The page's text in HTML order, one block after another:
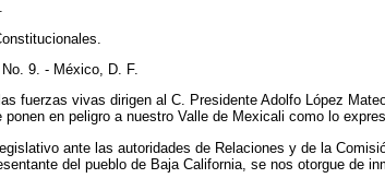
9. - México, D. F.
fuerzas vivas dirigen al C. Presidente Adolfo López
en peligro a nuestro Valle de Mexicali como lo
ante las autoridades de Relaciones y de la
del pueblo de Baja California, se nos otorgue de